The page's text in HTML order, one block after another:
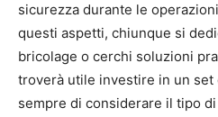
sicurezza durante le
questi aspetti, chiunque si
bricolage o cerchi soluzioni
troverà utile investire in un set
sempre di considerare il tipo